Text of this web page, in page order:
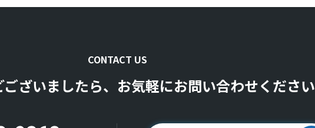
CONTACT US
ざいましたら、お気軽にお問い合わせください